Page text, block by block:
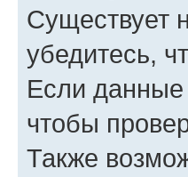
Существует
убедитесь,
Если данные
чтобы
Также